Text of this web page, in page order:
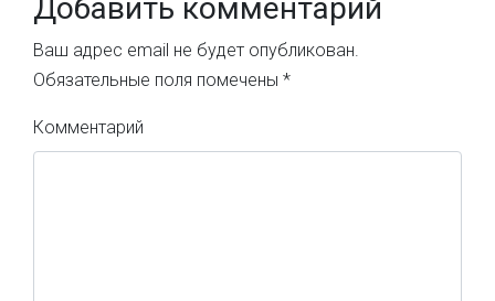
Добавить комментарий
Ваш адрес email не будет опубликован.
Обязательные поля помечены *
Комментарий